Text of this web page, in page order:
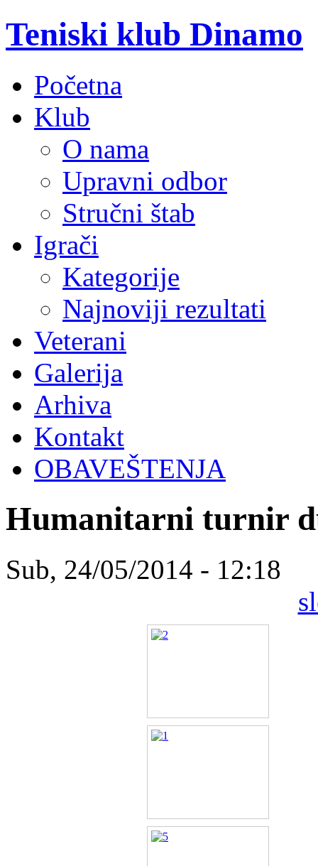
Teniski klub Dinamo
Početna
Klub
O nama
Upravni odbor
Stručni štab
Igrači
Kategorije
Najnoviji rezultati
Veterani
Galerija
Arhiva
Kontakt
OBAVEŠTENJA
Humanitarni turnir
Sub, 24/05/2014 - 12:18